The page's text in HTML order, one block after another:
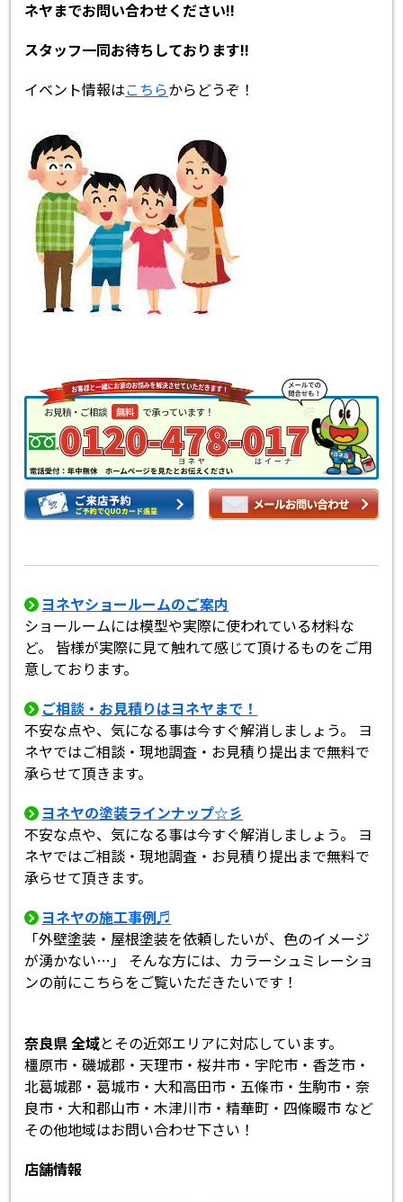
ネヤまでお問い合わせください!!
スタッフ一同お待ちしております!!
イベント情報はこちらからどうぞ！
ヨネヤショールームのご案内
ショールームには模型や実際に使われている材料な
ど。 皆様が実際に見て触れて感じて頂けるものをご用
意しております。
ご相談・お見積りはヨネヤまで！
不安な点や、気になる事は今すぐ解消しましょう。 ヨ
ネヤではご相談・現地調査・お見積り提出まで無料で
承らせて頂きます。
ヨネヤの塗装ラインナップ☆彡
不安な点や、気になる事は今すぐ解消しましょう。 ヨ
ネヤではご相談・現地調査・お見積り提出まで無料で
承らせて頂きます。
ヨネヤの施工事例♬
「外壁塗装・屋根塗装を依頼したいが、色のイメージ
が湧かない…」 そんな方には、カラーシュミレーショ
ンの前にこちらをご覧いただきたいです！
奈良県 全域とその近郊エリアに対応しています。
橿原市・磯城郡・天理市・桜井市・宇陀市・香芝市・
北葛城郡・葛城市・大和高田市・五條市・生駒市・奈
良市・大和郡山市・木津川市・精華町・四條畷市 など
その他地域はお問い合わせ下さい！
店舗情報